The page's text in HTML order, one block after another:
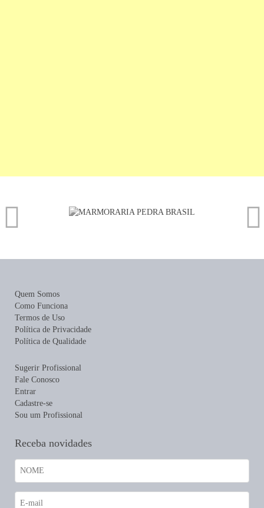
Quem Somos
Como Funciona
Termos de Uso
Política de Privacidade
Política de Qualidade
Sugerir Profissional
Fale Conosco
Entrar
Cadastre-se
Sou um Profissional
Receba novidades